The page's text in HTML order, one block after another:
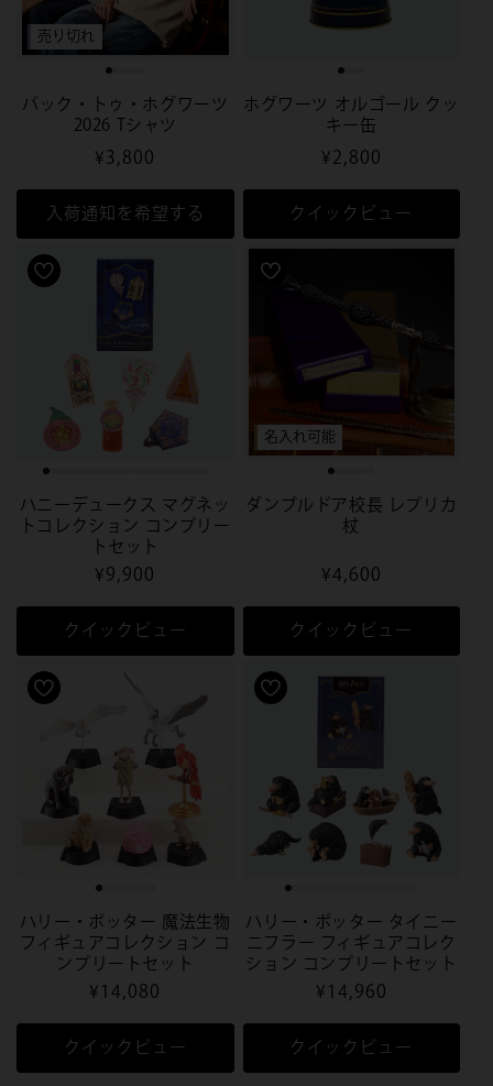
売り切れ
バック・トゥ・ホグワーツ
2026 Tシャツ
通
常
価
格
¥3,800
入荷通知を希望する
ホグワーツ オルゴール クッ
キー缶
通
常
価
格
¥2,800
クイックビュー
ハニーデュークス マグネッ
トコレクション コンプリー
トセット
通
常
価
格
¥9,900
クイックビュー
名入れ可能
ダンブルドア校長 レプリカ
杖
通
常
価
格
¥4,600
クイックビュー
ハリー・ポッター 魔法生物
フィギュアコレクション コ
ンプリートセット
通
常
価
格
¥14,080
クイックビュー
ハリー・ポッター タイニー
ニフラー フィギュアコレク
ション コンプリートセット
通
常
価
格
¥14,960
クイックビュー